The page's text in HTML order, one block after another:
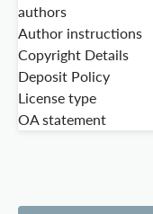
authors
Author instructions
Copyright Details
Deposit Policy
License type
OA statement